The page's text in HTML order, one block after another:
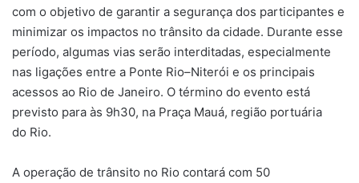
com o objetivo de garantir a segurança dos participantes e
minimizar os impactos no trânsito da cidade. Durante esse
período, algumas vias serão interditadas, especialmente
nas ligações entre a Ponte Rio–Niterói e os principais
acessos ao Rio de Janeiro. O término do evento está
previsto para às 9h30, na Praça Mauá, região portuária
do Rio.
A operação de trânsito no Rio contará com 50